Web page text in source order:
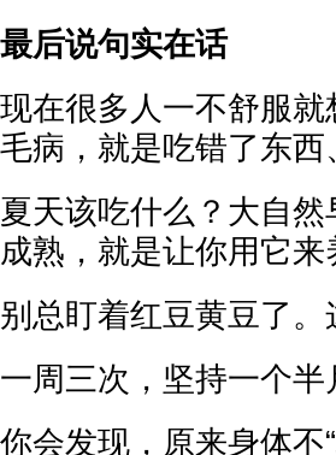
最后说句实在话
现在很多人一不舒服
毛病，就是吃错了东
夏天该吃什么？大自
成熟，就是让你用它来
别总盯着红豆黄豆了
一周三次，坚持一个半
你会发现，原来身体不